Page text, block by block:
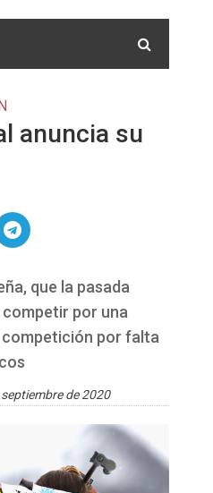
anuncia su
que la pasada
por una
competición por falta
septiembre de 2020